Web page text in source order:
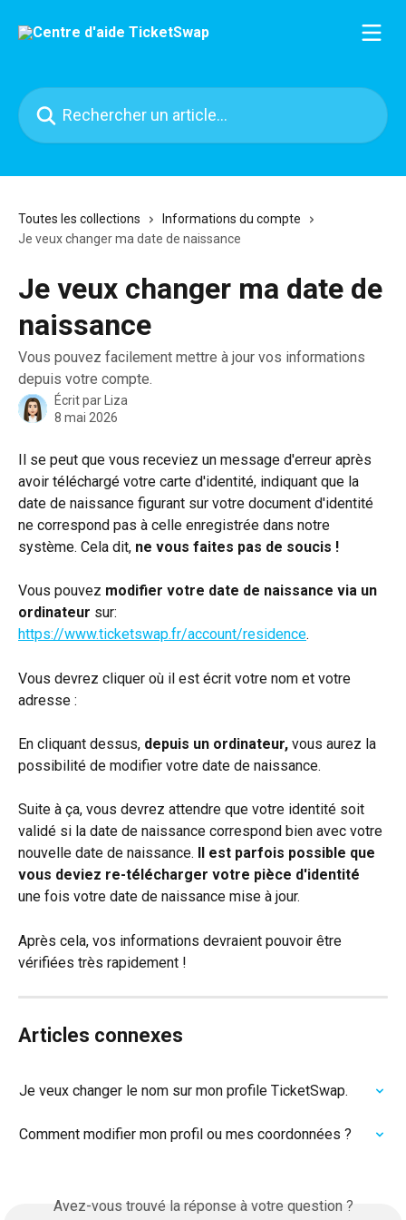
Rechercher un article...
Toutes les collections
Informations du compte
Je veux changer ma date de naissance
Je veux changer ma date de
naissance
Vous pouvez facilement mettre à jour vos informations
depuis votre compte.
Écrit par
Liza
8 mai 2026
Il se peut que vous receviez un message d'erreur après
avoir téléchargé votre carte d'identité, indiquant que la
date de naissance figurant sur votre document d'identité
ne correspond pas à celle enregistrée dans notre
système. Cela dit, ne vous faites pas de soucis !
Vous pouvez modifier votre date de naissance via un
ordinateur sur:
https://www.ticketswap.fr/account/residence.
Vous devrez cliquer où il est écrit votre nom et votre
adresse :
En cliquant dessus, depuis un ordinateur, vous aurez la
possibilité de modifier votre date de naissance.
Suite à ça, vous devrez attendre que votre identité soit
validé si la date de naissance correspond bien avec votre
nouvelle date de naissance.
Il est parfois possible que
vous deviez re-télécharger votre pièce d'identité
une fois votre date de naissance mise à jour.
Après cela, vos informations devraient pouvoir être
vérifiées très rapidement !
Articles connexes
Je veux changer le nom sur mon profile TicketSwap.
Comment modifier mon profil ou mes coordonnées ?
Avez-vous trouvé la réponse à votre question ?